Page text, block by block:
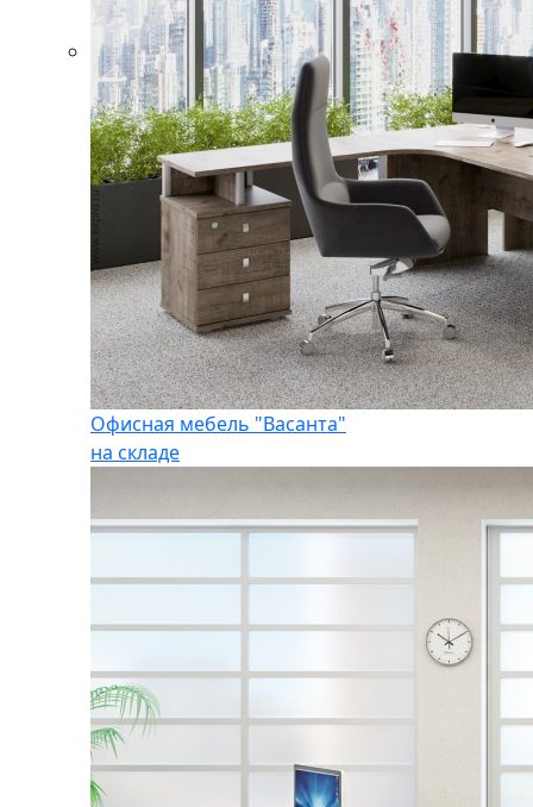
Офисная мебель "Васанта"
на складе